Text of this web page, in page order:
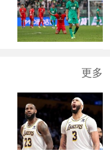
更多